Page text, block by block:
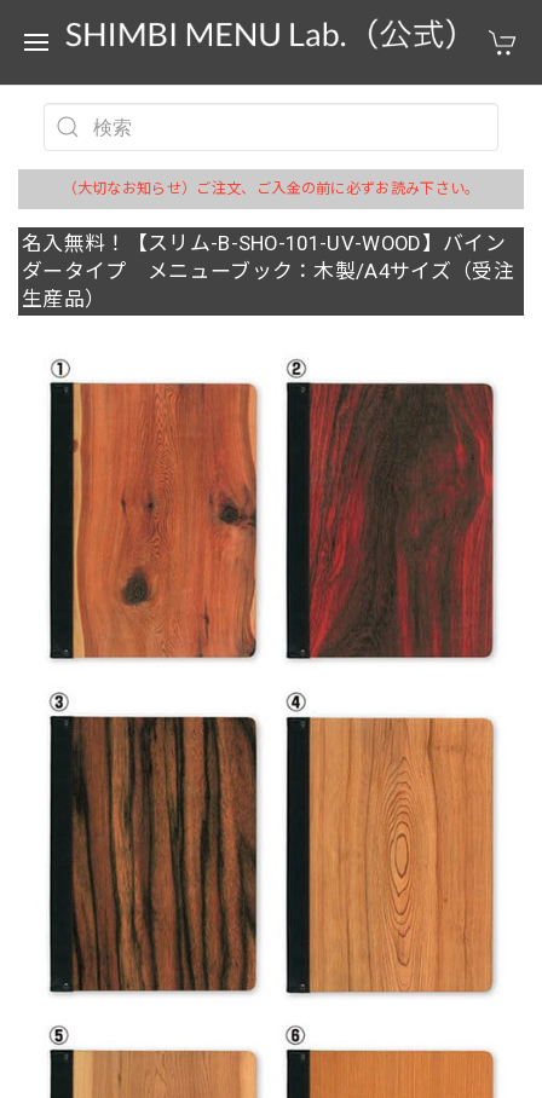
（大切なお知らせ）ご注文、ご入金の前に必ずお読み下さい。
名入無料！【スリム-B-SHO-101-UV-WOOD】バイン
ダータイプ メニューブック：木製/A4サイズ（受注
生産品）